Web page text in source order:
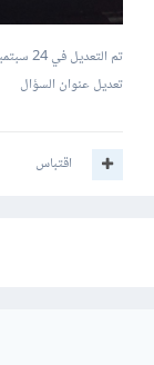
تم التعديل في24 سبتمبر 2023
تعديل عنوان السؤال
اقتباس